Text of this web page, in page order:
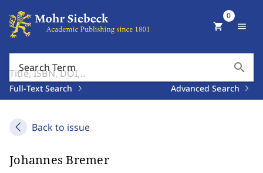
Search Term search
Full-Text Search Advanced Search
shopping_cart
0
menu
Back to issue
Johannes Bremer